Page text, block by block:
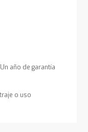
año de garantía
o uso